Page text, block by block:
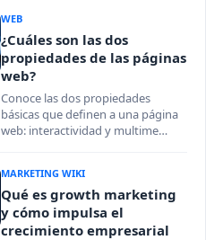
WEB
¿Cuáles son las dos
propiedades de las páginas
web?
Conoce las dos propiedades
básicas que definen a una página
web: interactividad y multime…
MARKETING WIKI
Qué es growth marketing
y cómo impulsa el
crecimiento empresarial